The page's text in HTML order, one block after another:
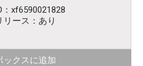
：xf6590021828
リース：あり
ックスに追加